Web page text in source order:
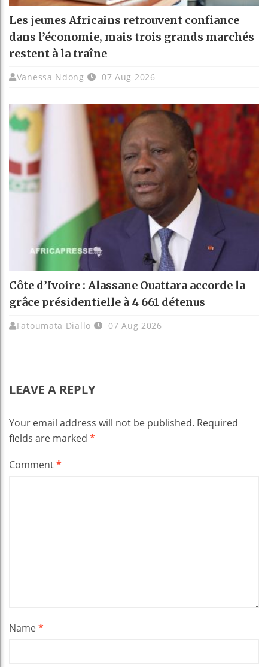
Les jeunes Africains retrouvent confiance
dans l’économie, mais trois grands marchés
restent à la traîne
Vanessa Ndong 07 Aug 2026
Côte d’Ivoire : Alassane Ouattara accorde la
grâce présidentielle à 4 661 détenus
Fatoumata Diallo 07 Aug 2026
LEAVE A REPLY
Your email address will not be published. Required
fields are marked *
Comment*
Name*